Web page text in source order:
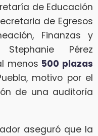
de Educación
de Egresos
Finanzas y
Stephanie Pérez
menos 500 plazas
motivo por el
de una auditoría
aseguró que la